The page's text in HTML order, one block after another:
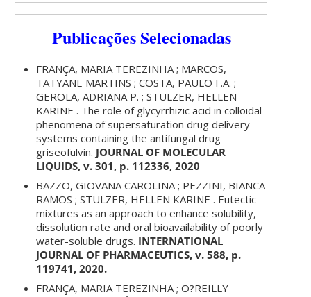
Publicações Selecionadas
FRANÇA, MARIA TEREZINHA ; MARCOS,
TATYANE MARTINS ; COSTA, PAULO F.A. ;
GEROLA, ADRIANA P. ; STULZER, HELLEN
KARINE . The role of glycyrrhizic acid in colloidal
phenomena of supersaturation drug delivery
systems containing the antifungal drug
griseofulvin. JOURNAL OF MOLECULAR
LIQUIDS, v. 301, p. 112336, 2020
BAZZO, GIOVANA CAROLINA ; PEZZINI, BIANCA
RAMOS ; STULZER, HELLEN KARINE . Eutectic
mixtures as an approach to enhance solubility,
dissolution rate and oral bioavailability of poorly
water-soluble drugs. INTERNATIONAL
JOURNAL OF PHARMACEUTICS, v. 588, p.
119741, 2020.
FRANÇA, MARIA TEREZINHA ; O?REILLY